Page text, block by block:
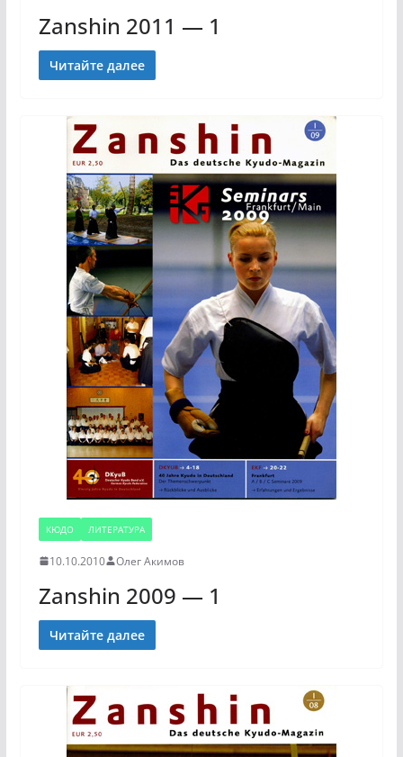
Zanshin 2011 — 1
Читайте далее
КЮДО ЛИТЕРАТУРА
10.10.2010 Олег Акимов
Zanshin 2009 — 1
Читайте далее